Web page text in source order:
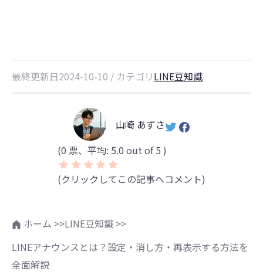
最終更新日2024-10-10 / カテゴリLINE豆知識
山崎 あずさ
(0 票、平均: 5.0 out of 5 )
(クリックしてこの記事へコメント)
ホーム >>LINE豆知識 >>
LINEアナウンスとは？設定・消し方・再表示する方法を
全面解説